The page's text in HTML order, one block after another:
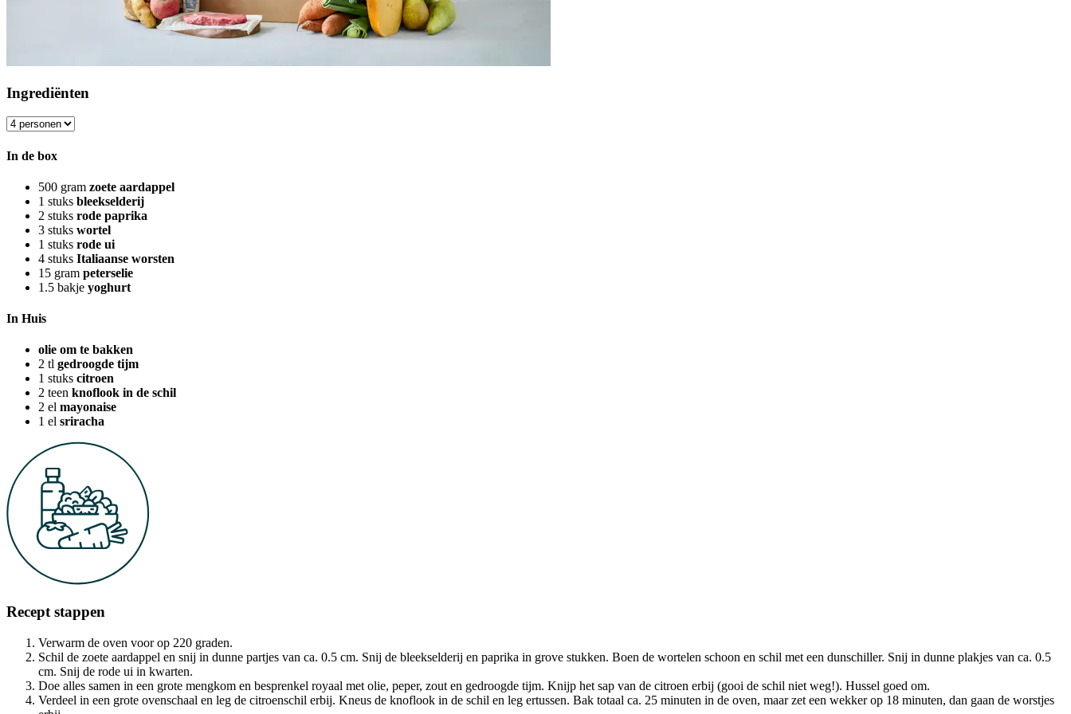
Ingrediënten
In de box
500 gram zoete aardappel
1 stuks bleekselderij
2 stuks rode paprika
3 stuks wortel
1 stuks rode ui
4 stuks Italiaanse worsten
15 gram peterselie
1.5 bakje yoghurt
In Huis
olie om te bakken
2 tl gedroogde tijm
1 stuks citroen
2 teen knoflook in de schil
2 el mayonaise
1 el sriracha
Recept stappen
Verwarm de oven voor op 220 graden.
Schil de zoete aardappel en snij in dunne partjes van ca. 0.5 cm. Snij de bleekselderij en paprika in grove stukken. Boen de wortelen schoon en schil met een dunschiller. Snij in dunne plakjes van ca. 0.5
cm. Snij de rode ui in kwarten.
Doe alles samen in een grote mengkom en besprenkel royaal met olie, peper, zout en gedroogde tijm. Knijp het sap van de citroen erbij (gooi de schil niet weg!). Hussel goed om.
Verdeel in een grote ovenschaal en leg de citroenschil erbij. Kneus de knoflook in de schil en leg ertussen. Bak totaal ca. 25 minuten in de oven, maar zet een wekker op 18 minuten, dan gaan de worstjes